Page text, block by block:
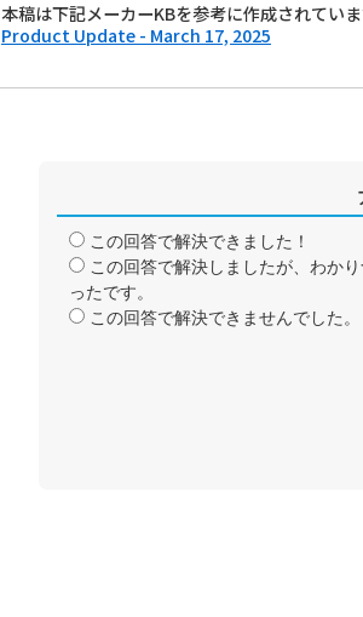
本稿は下記メーカーKBを参考に作成されていま
Product Update - March 17, 2025
この回答で解決できました！
この回答で解決しましたが、わか
ったです。
この回答で解決できませんでした。